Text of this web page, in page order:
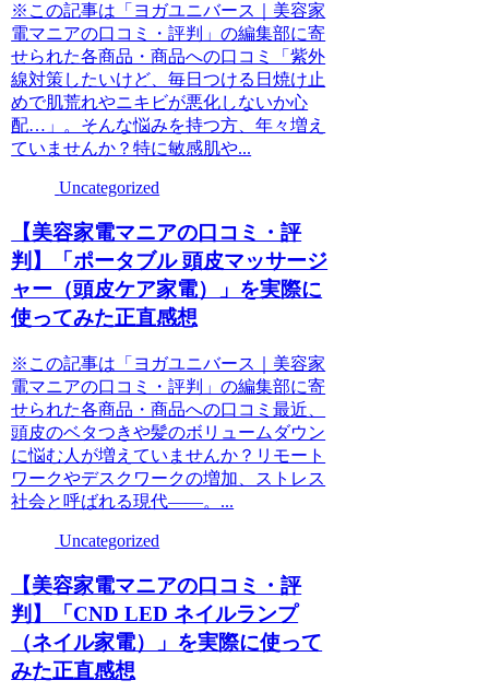
※この記事は「ヨガユニバース｜美容家
電マニアの口コミ・評判」の編集部に寄
せられた各商品・商品への口コミ「紫外
線対策したいけど、毎日つける日焼け止
めで肌荒れやニキビが悪化しないか心
配…」。そんな悩みを持つ方、年々増え
ていませんか？特に敏感肌や...
Uncategorized
【美容家電マニアの口コミ・評
判】「ポータブル 頭皮マッサージ
ャー（頭皮ケア家電）」を実際に
使ってみた正直感想
※この記事は「ヨガユニバース｜美容家
電マニアの口コミ・評判」の編集部に寄
せられた各商品・商品への口コミ最近、
頭皮のベタつきや髪のボリュームダウン
に悩む人が増えていませんか？リモート
ワークやデスクワークの増加、ストレス
社会と呼ばれる現代――。...
Uncategorized
【美容家電マニアの口コミ・評
判】「CND LED ネイルランプ
（ネイル家電）」を実際に使って
みた正直感想